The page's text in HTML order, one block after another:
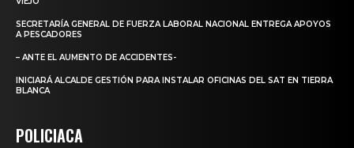
SECRETARÍA GENERAL DE FUERZA LABORAL NACIONAL ENTREGA APOYOS
A PESCADORES
– ANTE EL AUMENTO DE ACCIDENTES-
INICIARÁ ALCALDE GESTIÓN PARA INSTALAR OFICINAS DEL SAT EN TIERRA
BLANCA
POLICIACA